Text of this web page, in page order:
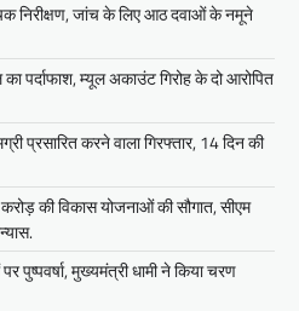
निरीक्षण, जांच के लिए आठ दवाओं के नमूने
पर्दाफाश, म्यूल अकाउंट गिरोह के दो आरोपित
प्रसारित करने वाला गिरफ्तार, 14 दिन की
की विकास योजनाओं की सौगात, सीएम
पुष्पवर्षा, मुख्यमंत्री धामी ने किया चरण